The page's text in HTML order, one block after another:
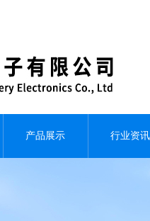
产品展示 行业资讯